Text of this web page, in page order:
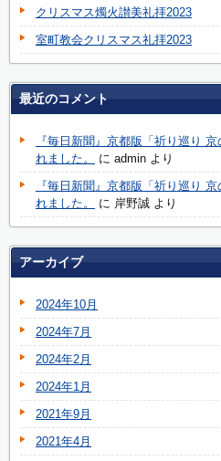
クリスマス燭火讃美礼拝2023
室町教会クリスマス礼拝2023
最近のコメント
『毎日新聞』京都版「祈り巡り
れました。
に admin より
『毎日新聞』京都版「祈り巡り
れました。
に 岸野誠 より
アーカイブ
2024年10月
2024年7月
2024年2月
2024年1月
2021年9月
2021年4月